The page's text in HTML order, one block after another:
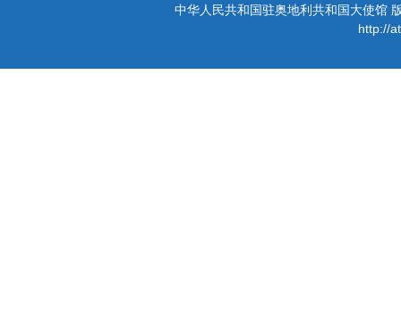
中华人民共和国驻奥地利共和国大使馆
http://